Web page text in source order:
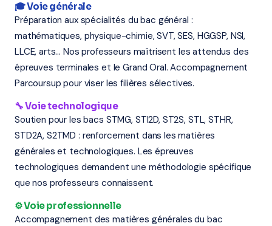
🎓 Voie générale
Préparation aux spécialités du bac général :
mathématiques, physique-chimie, SVT, SES, HGGSP, NSI,
LLCE, arts... Nos professeurs maîtrisent les attendus des
épreuves terminales et le Grand Oral. Accompagnement
Parcoursup pour viser les filières sélectives.
🔧 Voie technologique
Soutien pour les bacs STMG, STI2D, ST2S, STL, STHR,
STD2A, S2TMD : renforcement dans les matières
générales et technologiques. Les épreuves
technologiques demandent une méthodologie spécifique
que nos professeurs connaissent.
⚙️ Voie professionnelle
Accompagnement des matières générales du bac